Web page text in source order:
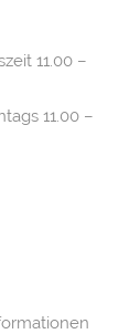
11.00 –
11.00 –